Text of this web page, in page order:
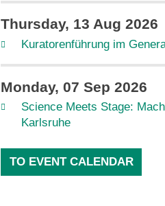
Thursday, 13 Aug 2026
Kuratorenführung im
Monday, 07 Sep 2026
Science Meets Stage:
Karlsruhe
TO EVENT CALENDAR